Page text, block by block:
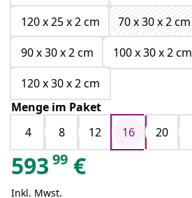
120 x 25 x 2 cm
70 x 30 x 2 cm
90 x 30 x 2 cm
100 x 30 x 2 cm
120 x 30 x 2 cm
Menge im Paket
4
8 12 16 20
593 99 €
Inkl. Mwst.